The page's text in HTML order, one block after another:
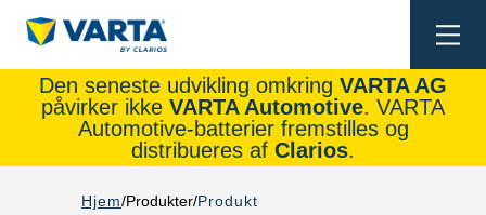
Den seneste udvikling omkring VARTA AG
påvirker ikke VARTA Automotive. VARTA
Automotive-batterier fremstilles og
distribueres af Clarios.
Hjem Produkter Produkt